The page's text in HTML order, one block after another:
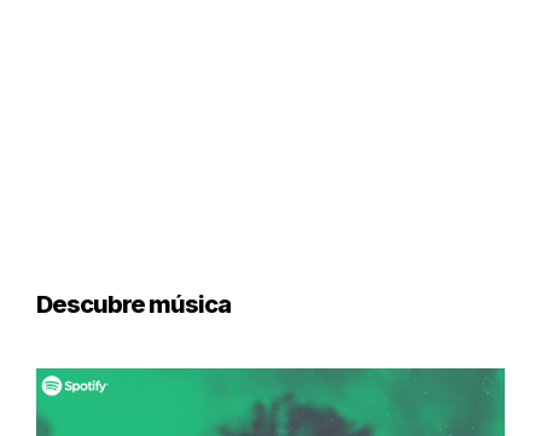
Descubre música